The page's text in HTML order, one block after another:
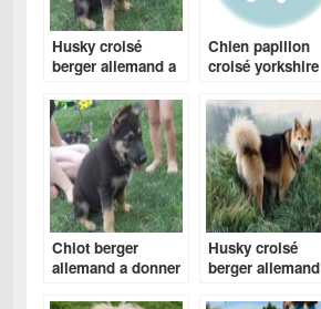
Husky croisé
berger allemand a
Chien papillon
croisé yorkshire
Chiot berger
allemand a donner
Husky croisé
berger allemand